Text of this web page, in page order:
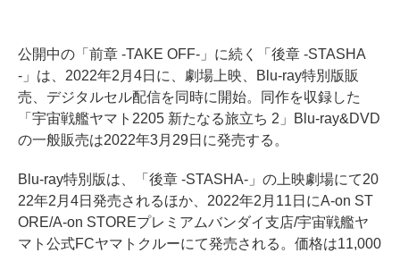
公開中の「前章 -TAKE OFF-」に続く「後章 -STASHA
-」は、2022年2月4日に、劇場上映、Blu-ray特別版販
売、デジタルセル配信を同時に開始。同作を収録した
「宇宙戦艦ヤマト2205 新たなる旅立ち 2」Blu-ray&DVD
の一般販売は2022年3月29日に発売する。
Blu-ray特別版は、「後章 -STASHA-」の上映劇場にて20
22年2月4日発売されるほか、2022年2月11日にA-on ST
ORE/A-on STOREプレミアムバンダイ支店/宇宙戦艦ヤ
マト公式FCヤマトクルーにて発売される。価格は11,000